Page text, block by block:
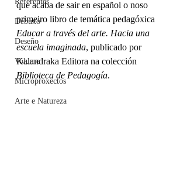
Debuxo
Deseño
Volume
Microproxectos
Arte e Natureza
que acaba de sair en español o noso
primeiro libro de temática pedagóxica
Educar a través del arte. Hacia una
escuela imaginada, publicado por
Kalandraka Editora na colección
Biblioteca de Pedagogía.